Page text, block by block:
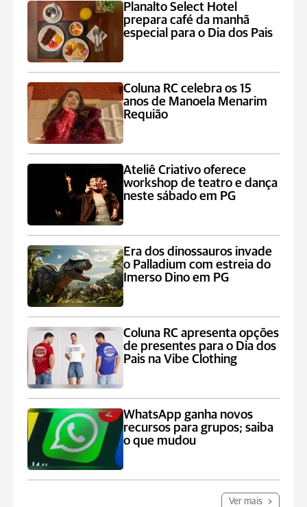
Planalto Select Hotel
prepara café da manhã
especial para o Dia dos Pais
Coluna RC celebra os 15
anos de Manoela Menarim
Requião
Ateliê Criativo oferece
workshop de teatro e dança
neste sábado em PG
Era dos dinossauros invade
o Palladium com estreia do
Imerso Dino em PG
Coluna RC apresenta opções
de presentes para o Dia dos
Pais na Vibe Clothing
WhatsApp ganha novos
recursos para grupos; saiba
o que mudou
Ver mais